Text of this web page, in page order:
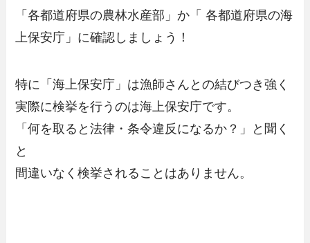
「各都道府県の農林水産部」か「 各都道府県の海
上保安庁」 に確認しましょう！
特に「海上保安庁」は漁師さんとの結びつき強く
実際に検挙を行うのは海上保安庁です。
「何を取ると法律・条令違反になるか？」と聞く
と
間違いなく検挙されることはありません。